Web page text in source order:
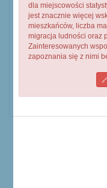
dla miejscowości
jest znacznie więcej
mieszkańców, liczba
migracja ludności oraz
Zainteresowanych
zapoznania się z nimi